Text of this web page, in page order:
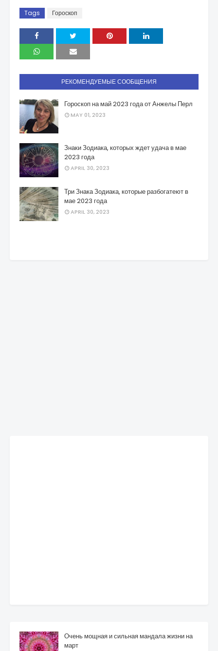
Tags Гороскоп
РЕКОМЕНДУЕМЫЕ СООБЩЕНИЯ
Гороскоп на май 2023 года от Анжелы Перл
MAY 01, 2023
Знаки Зодиака, которых ждет удача в мае
2023 года
APRIL 30, 2023
Три Знака Зодиака, которые разбогатеют в
мае 2023 года
APRIL 30, 2023
Очень мощная и сильная мандала жизни на
март